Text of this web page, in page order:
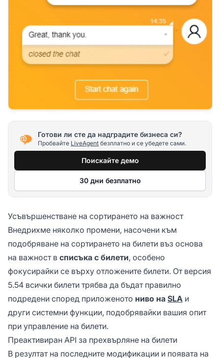
Готови ли сте да надградите бизнеса си?
Пробвайте LiveAgent безплатно и се убедете сами.
Поискайте демо
30 дни безплатно
Усъвършенстване на сортирането на важност
Внедрихме няколко промени, насочени към
подобряване на сортирането на билети въз основа
на важност в списъка с билети, особено
фокусирайки се върху отложените билети. От версия
5.54 всички билети трябва да бъдат правилно
подредени според приложеното ниво на SLA и
други системни функции, подобрявайки вашия опит
при управление на билети.
Преактивиран API за прехвърляне на билети
В резултат на последните модификации и появата на